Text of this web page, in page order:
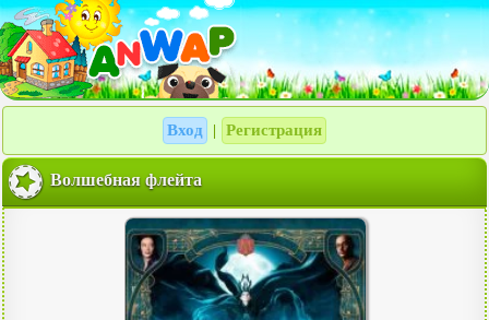
Вход Регистрация
Волшебная флейта